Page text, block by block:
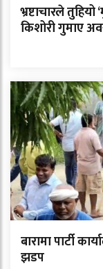
भ्रष्टाचारले
किशोरी गुमाए
बारामा पार्टी
झडप